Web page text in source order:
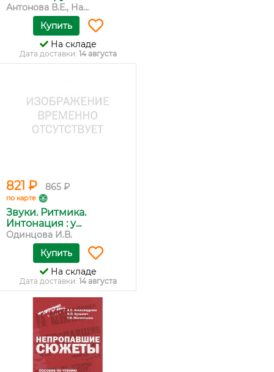
Антонова В.Е., На...
Купить
На складе
Дата доставки: 14 августа
821 ₽ 865 ₽
по карте
Звуки. Ритмика.
Интонация : у...
Одинцова И.В.
Купить
На складе
Дата доставки: 14 августа